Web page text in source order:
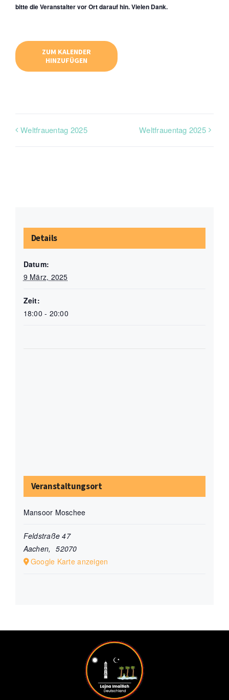
bitte die Veranstalter vor Ort darauf hin. Vielen Dank.
ZUM KALENDER
HINZUFÜGEN
Weltfrauentag 2025 Weltfrauentag 2025
Details
Datum:
9 März, 2025
Zeit:
18:00 - 20:00
Veranstaltungsort
Mansoor Moschee
Feldstraße 47
Aachen, 52070
Google Karte anzeigen